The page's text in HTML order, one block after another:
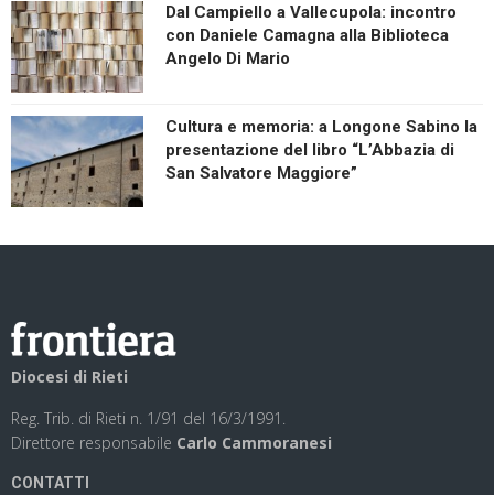
Dal Campiello a Vallecupola: incontro
con Daniele Camagna alla Biblioteca
Angelo Di Mario
Cultura e memoria: a Longone Sabino la
presentazione del libro “L’Abbazia di
San Salvatore Maggiore”
Diocesi di Rieti
Reg. Trib. di Rieti n. 1/91 del 16/3/1991.
Direttore responsabile Carlo Cammoranesi
CONTATTI